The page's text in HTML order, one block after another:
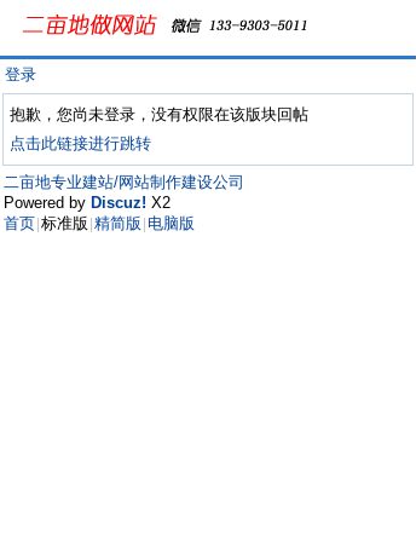
登录
抱歉，您尚未登录，没有权限在该版块回帖
点击此链接进行跳转
二亩地专业建站/网站制作建设公司
Powered by Discuz! X2
首页 标准版 精简版 电脑版